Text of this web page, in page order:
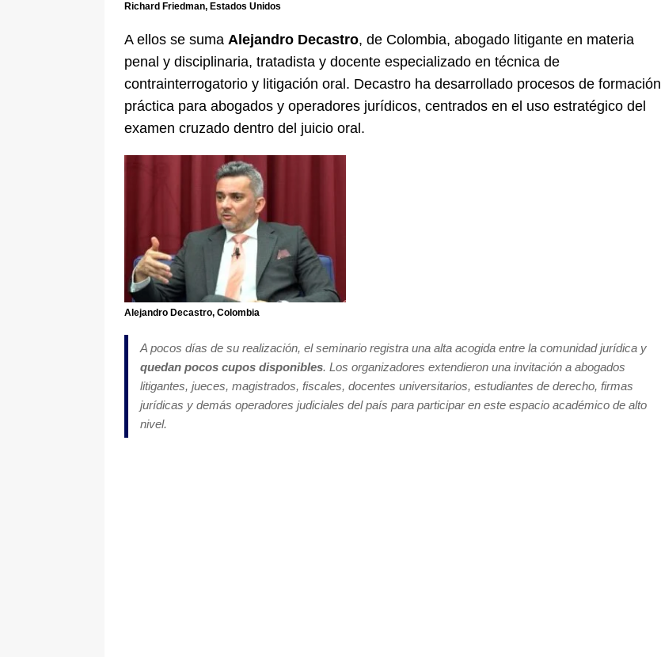
Richard Friedman, Estados Unidos
A ellos se suma Alejandro Decastro, de Colombia, abogado litigante en materia
penal y disciplinaria, tratadista y docente especializado en técnica de
contrainterrogatorio y litigación oral. Decastro ha desarrollado procesos de formación
práctica para abogados y operadores jurídicos, centrados en el uso estratégico del
examen cruzado dentro del juicio oral.
Alejandro Decastro, Colombia
A pocos días de su realización, el seminario registra una alta acogida entre la comunidad jurídica y
quedan pocos cupos disponibles. Los organizadores extendieron una invitación a abogados
litigantes, jueces, magistrados, fiscales, docentes universitarios, estudiantes de derecho, firmas
jurídicas y demás operadores judiciales del país para participar en este espacio académico de alto
nivel.